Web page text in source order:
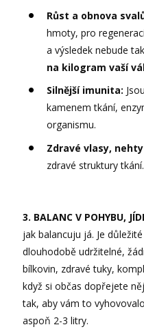
Růst a obnova
hmoty, pro
a výsledek nebude
na kilogram vaší
Silnější imunita:
kamenem tkání,
organismu.
Zdravé vlasy,
zdravé struktury tkání.
3. BALANC V POHYBU,
jak balancuju já. Je
dlouhodobě udržitelné,
bílkovin, zdravé tuky,
když si občas dopřejete
tak, aby vám to
aspoň 2-3 litry.